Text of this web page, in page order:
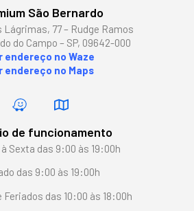
São Bernardo
Lágrimas, 77 – Rudge Ramos
do Campo – SP, 09642-000
endereço no Waze
endereço no Maps
de funcionamento
Sexta das 9:00 às 19:00h
das 9:00 às 19:00h
Feriados das 10:00 às 18:00h